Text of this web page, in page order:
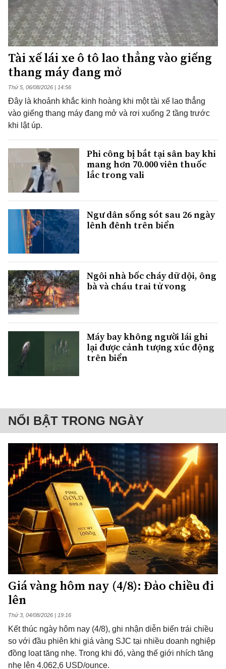
Tài xế lái xe ô tô lao thẳng vào giếng
thang máy đang mở
Thứ 5, 06/08/2026 | 14:56
Đây là khoảnh khắc kinh hoàng khi một tài xế lao thẳng
vào giếng thang máy đang mở và rơi xuống 2 tầng trước
khi lật úp.
Phi công bị bắt tại sân bay khi
mang hơn 70.000 viên thuốc
lắc trong vali
Ngư dân sống sót sau 26 ngày
lênh đênh trên biển
Ngôi nhà bốc cháy dữ dội, ông
bà và cháu trai tử vong
Máy bay không người lái ghi
lại được cảnh tượng xúc động
trên biển
NỔI BẬT TRONG NGÀY
Giá vàng hôm nay (4/8): Đảo chiều đi
lên
Thứ 3, 04/08/2026 | 19:16
Kết thúc ngày hôm nay (4/8), ghi nhận diễn biến trái chiều
so với đầu phiên khi giá vàng SJC tại nhiều doanh nghiệp
đồng loạt tăng nhẹ. Trong khi đó, vàng thế giới nhích tăng
nhẹ lên 4.062,6 USD/ounce.